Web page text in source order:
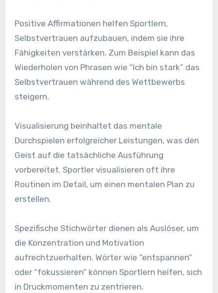
Positive Affirmationen helfen Sportlern,
Selbstvertrauen aufzubauen, indem sie ihre
Fähigkeiten verstärken. Zum Beispiel kann das
Wiederholen von Phrasen wie “Ich bin stark” das
Selbstvertrauen während des Wettbewerbs
steigern.
Visualisierung beinhaltet das mentale
Durchspielen erfolgreicher Leistungen, was den
Geist auf die tatsächliche Ausführung
vorbereitet. Sportler visualisieren oft ihre
Routinen im Detail, um einen mentalen Plan zu
erstellen.
Spezifische Stichwörter dienen als Auslöser, um
die Konzentration und Motivation
aufrechtzuerhalten. Wörter wie “entspannen”
oder “fokussieren” können Sportlern helfen, sich
in Druckmomenten zu zentrieren.